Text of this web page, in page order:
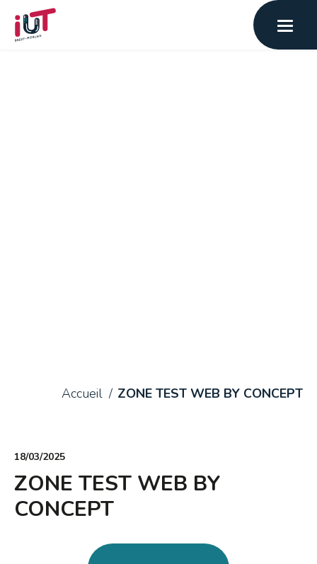
Accueil ZONE TEST WEB BY CONCEPT
18/03/2025
ZONE TEST WEB BY
CONCEPT